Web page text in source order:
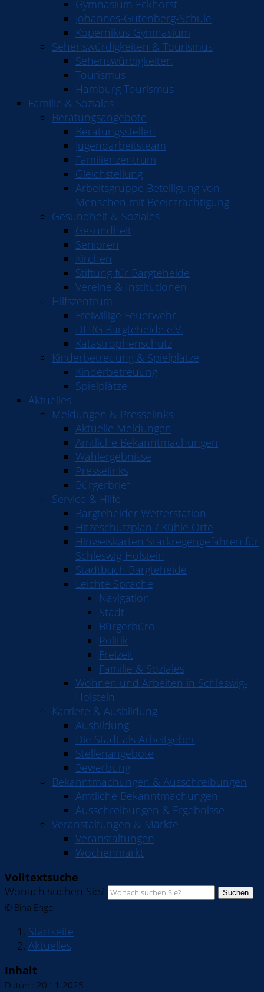
Gymnasium Eckhorst
Johannes-Gutenberg-Schule
Kopernikus-Gymnasium
Sehenswürdigkeiten & Tourismus
Sehenswürdigkeiten
Tourismus
Hamburg Tourismus
Familie & Soziales
Beratungsangebote
Beratungsstellen
Jugendarbeitsteam
Familienzentrum
Gleichstellung
Arbeitsgruppe Beteiligung von
Menschen mit Beeinträchtigung
Gesundheit & Soziales
Gesundheit
Senioren
Kirchen
Stiftung für Bargteheide
Vereine & Institutionen
Hilfszentrum
Freiwillige Feuerwehr
DLRG Bargteheide e.V.
Katastrophenschutz
Kinderbetreuung & Spielplätze
Kinderbetreuung
Spielplätze
Aktuelles
Meldungen & Presselinks
Aktuelle Meldungen
Amtliche Bekanntmachungen
Wahlergebnisse
Presselinks
Bürgerbrief
Service & Hilfe
Bargteheider Wetterstation
Hitzeschutzplan / Kühle Orte
Hinweiskarten Starkregengefahren für
Schleswig-Holstein
Stadtbuch Bargteheide
Leichte Sprache
Navigation
Stadt
Bürgerbüro
Politik
Freizeit
Familie & Soziales
Wohnen und Arbeiten in Schleswig-
Holstein
Karriere & Ausbildung
Ausbildung
Die Stadt als Arbeitgeber
Stellenangebote
Bewerbung
Bekanntmachungen & Ausschreibungen
Amtliche Bekanntmachungen
Ausschreibungen & Ergebnisse
Veranstaltungen & Märkte
Veranstaltungen
Wochenmarkt
Volltextsuche
Wonach suchen Sie?
Suchen
© Bina Engel
Startseite
Aktuelles
Inhalt
Datum: 20.11.2025